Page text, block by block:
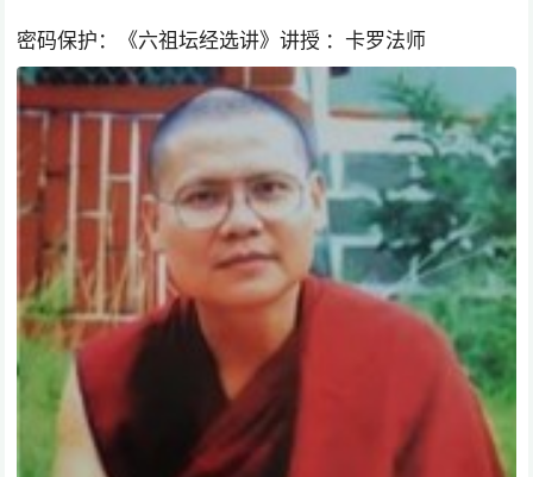
密码保护：《六祖坛经选讲》讲授 ：卡罗法师